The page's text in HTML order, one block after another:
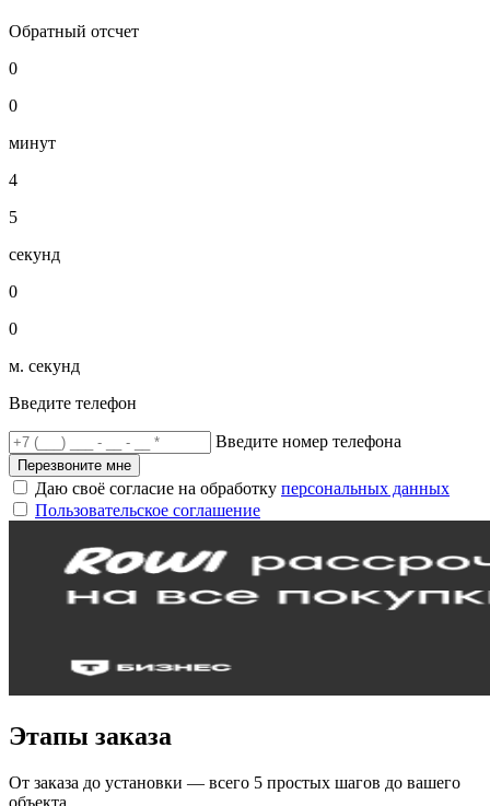
Обратный отсчет
0
0
минут
4
5
секунд
0
0
м. секунд
Введите телефон
Введите номер телефона
Перезвоните мне
Даю своё согласие на обработку персональных данных
Пользовательское соглашение
Этапы заказа
От заказа до установки — всего 5 простых шагов до вашего
объекта